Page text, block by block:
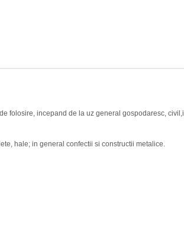
folosire, incepand de la uz general gospodaresc,
hale; in general confectii si constructii metalice.